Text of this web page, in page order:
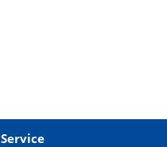
Service